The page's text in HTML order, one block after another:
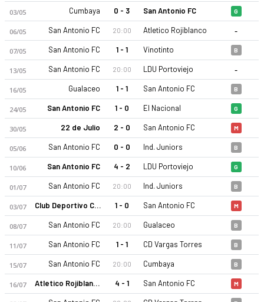
San Antonio FC 2026 sezonu | Serie B'de 5. sırada, 27
03/05 Cumbaya 0 - 3 San Antonio FC G
06/05 San Antonio FC 20:00 Atletico Rojiblanco -
07/05 San Antonio FC 1 - 1 Vinotinto B
13/05 San Antonio FC 20:00 LDU Portoviejo -
16/05 Gualaceo 1 - 1 San Antonio FC B
24/05 San Antonio FC 1 - 0 El Nacional G
30/05 22 de Julio 2 - 0 San Antonio FC M
05/06 San Antonio FC 0 - 0 Ind. Juniors B
10/06 San Antonio FC 4 - 2 LDU Portoviejo G
01/07 San Antonio FC 20:00 Ind. Juniors B
03/07 Club Deportivo Cuenca Juniors 1 - 0 San Antonio FC M
08/07 San Antonio FC 20:00 Gualaceo B
11/07 San Antonio FC 1 - 1 CD Vargas Torres B
15/07 San Antonio FC 20:00 Cumbaya B
16/07 Atletico Rojiblanco 4 - 1 San Antonio FC M